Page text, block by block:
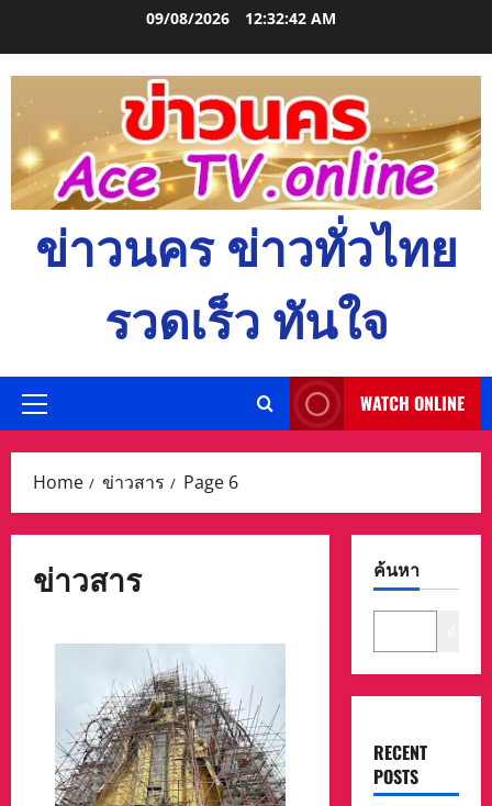
09/08/2026 12:32:43 AM
ข่าวนคร ข่าวทั่วไทย
รวดเร็ว ทันใจ
Primary
WATCH ONLINE
Home ข่าวสาร Page 6
ข่าวสาร ค้นหา
RECENT
POSTS